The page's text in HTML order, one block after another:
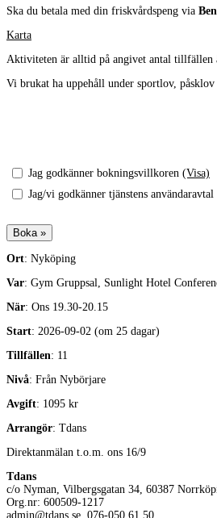
Ska du betala med din friskvårdspeng via
Karta
Aktiviteten är alltid på angivet antal tillfällen
Vi brukat ha uppehåll under sportlov, påsklov
Jag godkänner bokningsvillkoren (Visa)
Jag/vi godkänner tjänstens användaravtal
Ort: Nyköping
Var: Gym Gruppsal, Sunlight Hotel
När: Ons 19.30-20.15
Start: 2026-09-02 (om 25 dagar)
Tillfällen: 11
Nivå: Från Nybörjare
Avgift: 1095 kr
Arrangör: Tdans
Direktanmälan t.o.m. ons 16/9
Tdans
c/o Nyman, Vilbergsgatan 34, 60387
Org.nr: 600509-1217
admin@tdans.se, 076-050 61 50